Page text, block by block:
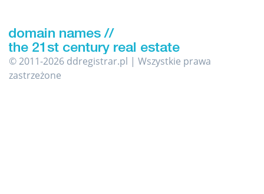
© 2011-2026 ddregistrar.pl | Wszystkie prawa
zastrzeżone